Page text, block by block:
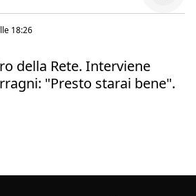
18:26
della Rete. Interviene
"Presto starai bene".